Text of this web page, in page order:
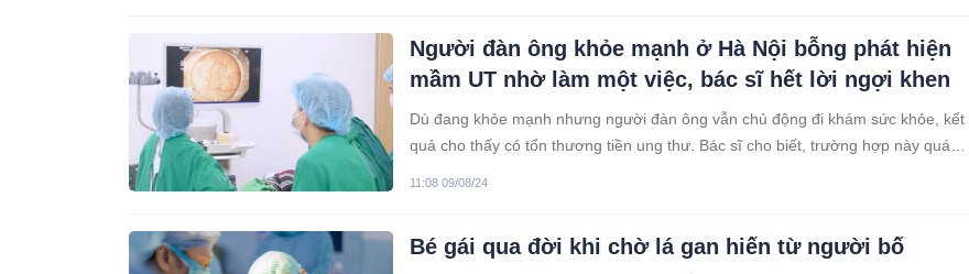
Người đàn ông khỏe mạnh ở Hà Nội bỗng phát hiện
mầm UT nhờ làm một việc, bác sĩ hết lời ngợi khen
Dù đang khỏe mạnh nhưng người đàn ông vẫn chủ động đi khám sức khỏe, kết
quả cho thấy có tổn thương tiền ung thư. Bác sĩ cho biết, trường hợp này quá
11:08 09/08/24
Bé gái qua đời khi chờ lá gan hiến từ người bố